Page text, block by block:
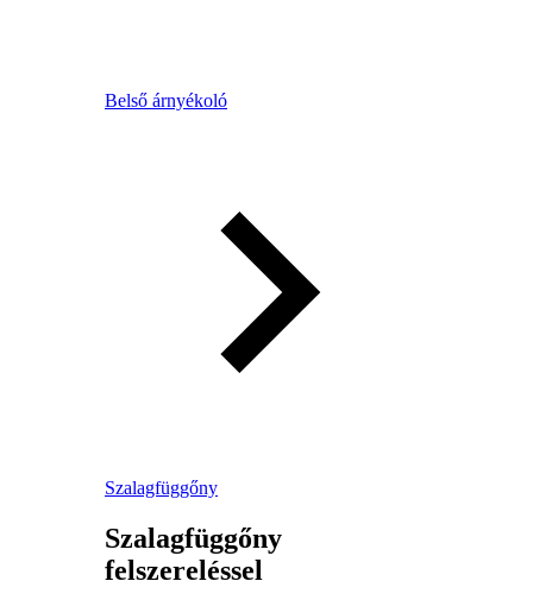
Belső árnyékoló
Szalagfüggőny
Szalagfüggőny
felszereléssel